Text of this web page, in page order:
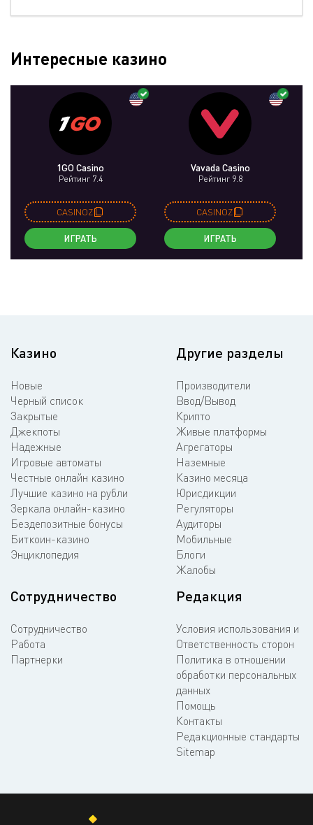
Интересные казино
1GO Casino
Рейтинг 7.4
CASINOZ
ИГРАТЬ
Vavada Casino
Рейтинг 9.8
CASINOZ
ИГРАТЬ
Казино
Новые
Черный список
Закрытые
Джекпоты
Надежные
Игровые автоматы
Честные онлайн казино
Лучшие казино на рубли
Зеркала онлайн-казино
Бездепозитные бонусы
Биткоин-казино
Энциклопедия
Другие разделы
Производители
Ввод/Вывод
Крипто
Живые платформы
Агрегаторы
Наземные
Казино месяца
Юрисдикции
Регуляторы
Аудиторы
Мобильные
Блоги
Жалобы
Сотрудничество
Сотрудничество
Работа
Партнерки
Редакция
Условия использования и
Ответственность сторон
Политика в отношении
обработки персональных
данных
Помощь
Контакты
Редакционные стандарты
Sitemap